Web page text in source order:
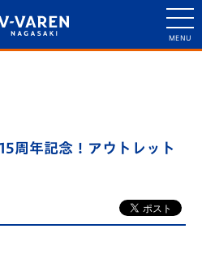
周年記念！アウトレット